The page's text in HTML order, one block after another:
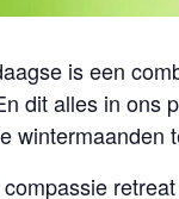
is een
dit alles in ons
wintermaanden